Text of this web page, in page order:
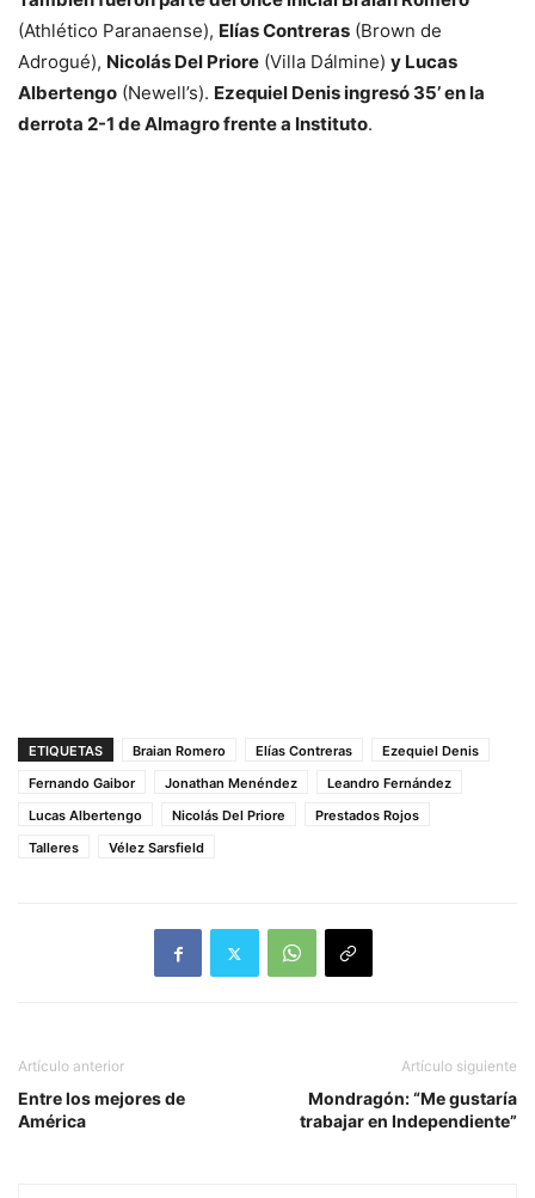
(Athlético Paranaense), Elías Contreras (Brown de
Adrogué), Nicolás Del Priore (Villa Dálmine) y Lucas
Albertengo (Newell’s). Ezequiel Denis ingresó 35’ en la
derrota 2-1 de Almagro frente a Instituto.
ETIQUETAS Braian Romero Elías Contreras
Ezequiel Denis
Fernando Gaibor
Jonathan Menéndez
Leandro Fernández
Lucas Albertengo
Nicolás Del Priore
Prestados Rojos
Talleres
Vélez Sarsfield
Artículo anterior
Entre los mejores de
América
Artículo siguiente
Mondragón: “Me gustaría
trabajar en Independiente”